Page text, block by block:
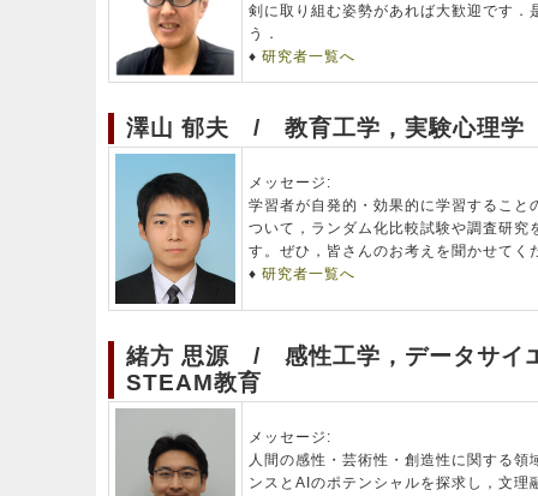
剣に取り組む姿勢があれば大歓迎です．
う．
♦ 研究者一覧へ
澤山 郁夫 / 教育工学，実験心理学
メッセージ:
学習者が自発的・効果的に学習すること
ついて，ランダム化比較試験や調査研究
す。ぜひ，皆さんのお考えを聞かせてく
♦ 研究者一覧へ
緒方 思源 / 感性工学，データサイ
STEAM教育
メッセージ:
人間の感性・芸術性・創造性に関する領
ンスとAIのポテンシャルを探求し，文理